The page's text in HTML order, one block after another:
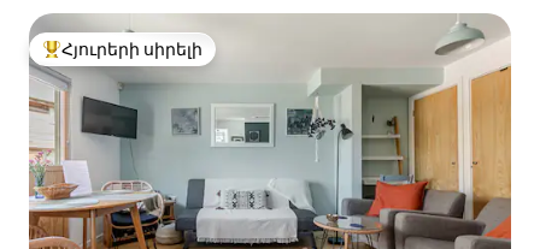
Հյուրերի սիրելի լավագույն տները
Հյուրերի սիրելի